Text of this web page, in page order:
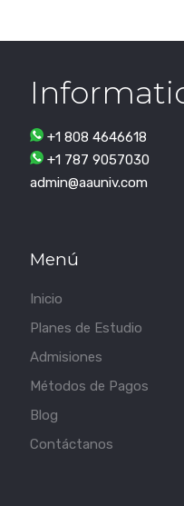
+1 808 4646618
+1 787 9057030
admin@aauniv.com
Menú
Inicio
Planes de Estudio
Admisiones
Métodos de Pagos
Blog
Contáctanos